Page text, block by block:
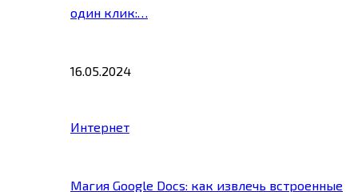
один клик:…
16.05.2024
Интернет
Магия Google Docs: как извлечь встроенные